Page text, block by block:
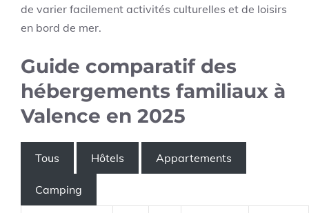
de varier facilement activités culturelles et de loisirs
en bord de mer.
Guide comparatif des
hébergements familiaux à
Valence en 2025
Tous Hôtels Appartements
Camping